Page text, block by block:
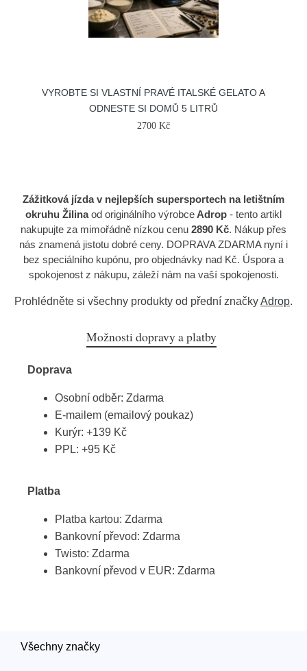
VYROBTE SI VLASTNÍ PRAVÉ ITALSKÉ GELATO A
ODNESTE SI DOMŮ 5 LITRŮ
2700 Kč
Zážitková jízda v nejlepších supersportech na letištním
okruhu Žilinaod originálního výrobce Adrop - tento artikl
nakupujte za mimořádně nízkou cenu 2890 Kč. Nákup přes
nás znamená jistotu dobré ceny. DOPRAVA ZDARMA nyní i
bez speciálního kupónu, pro objednávky nad Kč. Úspora a
spokojenost z nákupu, záleží nám na vaší spokojenosti.
Prohlédněte si všechny produkty od přední značkyAdrop.
Možnosti dopravy a platby
Doprava
Osobní odběr: Zdarma
E-mailem (emailový poukaz)
Kurýr: +139 Kč
PPL: +95 Kč
Platba
Platba kartou: Zdarma
Bankovní převod: Zdarma
Twisto: Zdarma
Bankovní převod v EUR: Zdarma
Všechny značky